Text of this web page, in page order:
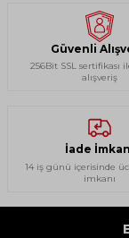
Ürün Kodu:
öngörülemeyen hava
Hafif bir yapıya
Ayarlanabilir kapüşon
İç kısımdaki askılar,
Güvenli
256Bit SSL sertifikası
alışveriş
İade
14 iş günü içerisinde
imkanı